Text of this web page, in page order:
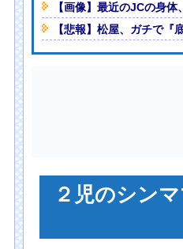
普通のテレビ番組が最新SNSの数
「足をくじいて動けない」
【画像】最近のJCの身
【悲報】松屋、ガチで
２児のシン